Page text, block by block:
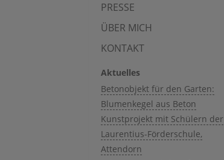
PRESSE
ÜBER MICH
KONTAKT
Aktuelles
Betonobjekt für den Garten:
Blumenkegel aus Beton
Kunstprojekt mit Schülern der
Laurentius-Förderschule,
Attendorn